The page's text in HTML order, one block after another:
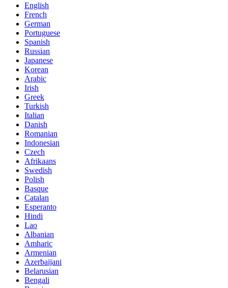
English
French
German
Portuguese
Spanish
Russian
Japanese
Korean
Arabic
Irish
Greek
Turkish
Italian
Danish
Romanian
Indonesian
Czech
Afrikaans
Swedish
Polish
Basque
Catalan
Esperanto
Hindi
Lao
Albanian
Amharic
Armenian
Azerbaijani
Belarusian
Bengali